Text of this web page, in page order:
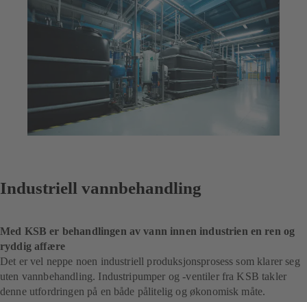
Industriell vannbehandling
Med KSB er behandlingen av vann innen industrien en ren og
ryddig affære
Det er vel neppe noen industriell produksjonsprosess som klarer seg
uten vannbehandling. Industripumper og -ventiler fra KSB takler
denne utfordringen på en både pålitelig og økonomisk måte.